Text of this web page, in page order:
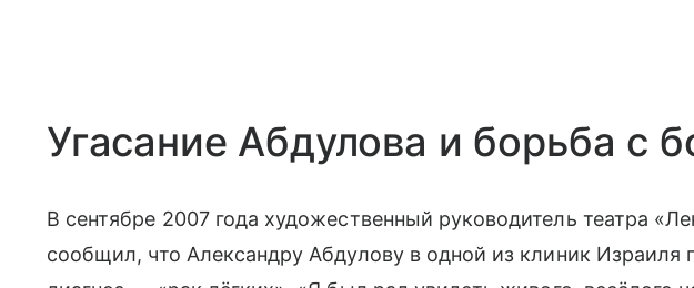
Угасание Абдулова и борьба с
В сентябре 2007 года художественный руководитель театра
сообщил, что Александру Абдулову в одной из клиник Израиля